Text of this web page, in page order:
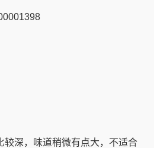
较深，味道稍微有点大，不适合